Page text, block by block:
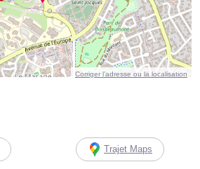
Corriger l’adresse ou la localisation
Trajet Maps